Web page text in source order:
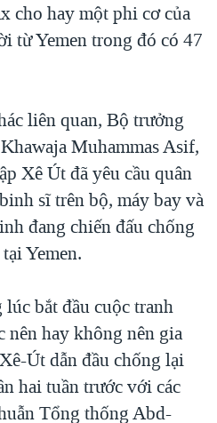
cho hay một phi cơ của
từ Yemen trong đó có 47
liên quan, Bộ trưởng
Muhammas Asif,
Xê Út đã yêu cầu quân
sĩ trên bộ, máy bay và
đang chiến đấu chống
Yemen.
bắt đầu cuộc tranh
nên hay không nên gia
Út dẫn đầu chống lại
hai tuần trước với các
Tổng thống Abd-